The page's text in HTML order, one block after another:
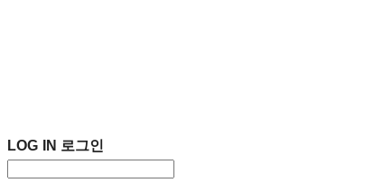
LOG IN 로그인